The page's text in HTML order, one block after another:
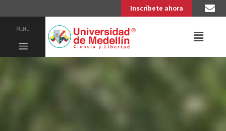
Inscríbete ahora
MENÚ